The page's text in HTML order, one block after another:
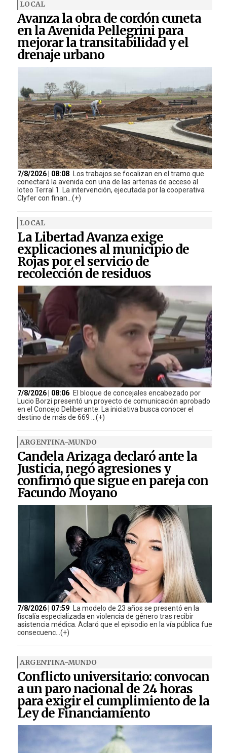
LOCAL
Avanza la obra de cordón cuneta
en la Avenida Pellegrini para
mejorar la transitabilidad y el
drenaje urbano
7/8/2026 | 08:08 Los trabajos se focalizan en el tramo que
conectará la avenida con una de las arterias de acceso al
loteo Terral 1. La intervención, ejecutada por la cooperativa
Clyfer con finan...(+)
LOCAL
La Libertad Avanza exige
explicaciones al municipio de
Rojas por el servicio de
recolección de residuos
7/8/2026 | 08:06 El bloque de concejales encabezado por
Lucio Borzi presentó un proyecto de comunicación aprobado
en el Concejo Deliberante. La iniciativa busca conocer el
destino de más de 669 ...(+)
ARGENTINA-MUNDO
Candela Arizaga declaró ante la
Justicia, negó agresiones y
confirmó que sigue en pareja con
Facundo Moyano
7/8/2026 | 07:59 La modelo de 23 años se presentó en la
fiscalía especializada en violencia de género tras recibir
asistencia médica. Aclaró que el episodio en la vía pública fue
consecuenc...(+)
ARGENTINA-MUNDO
Conflicto universitario: convocan
a un paro nacional de 24 horas
para exigir el cumplimiento de la
Ley de Financiamiento